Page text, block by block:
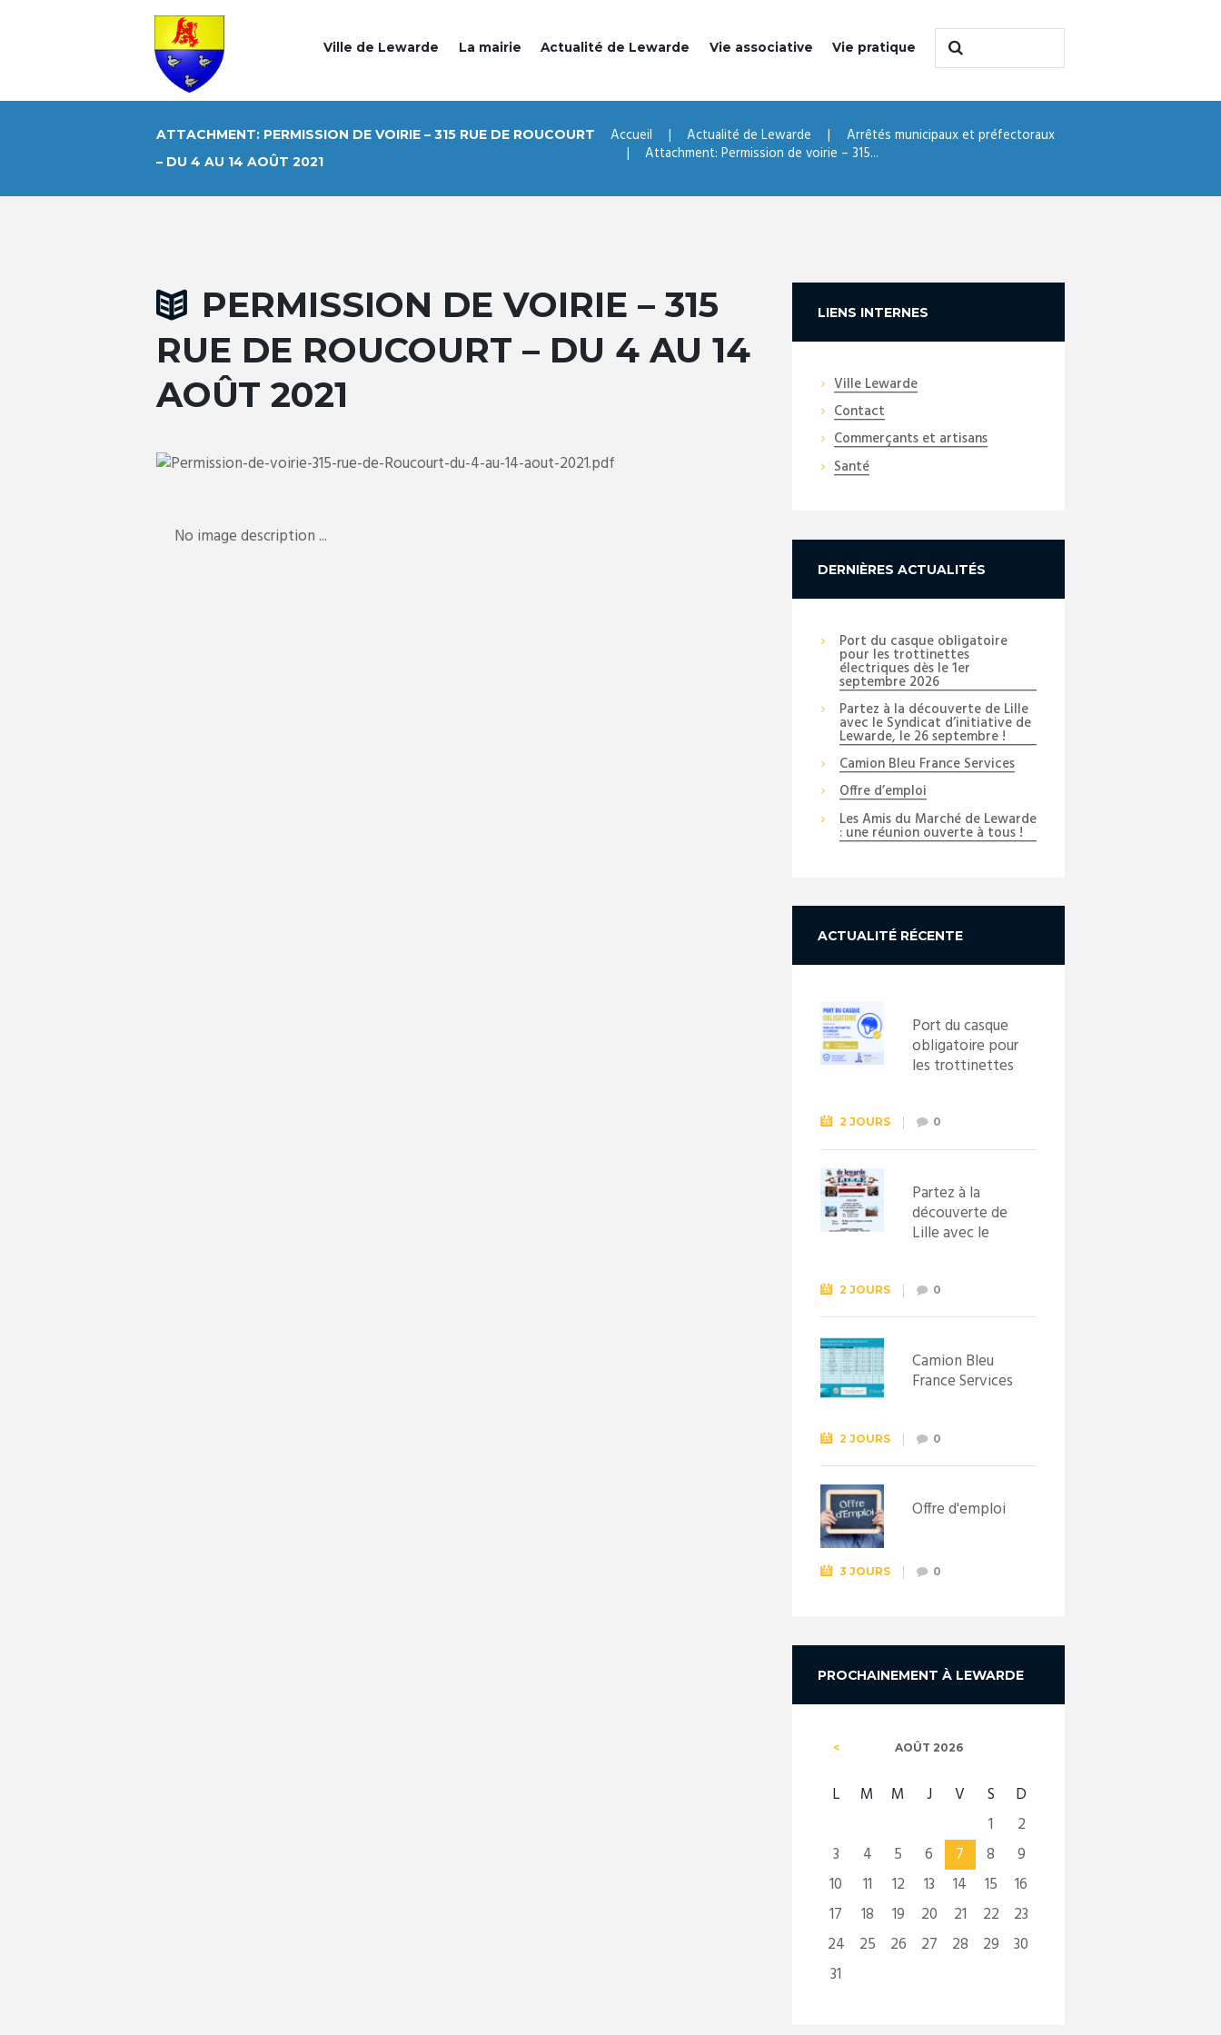
Ville de Lewarde La mairie Actualité de Lewarde Vie associative Vie pratique
ATTACHMENT: PERMISSION DE VOIRIE – 315 RUE DE ROUCOURT
– DU 4 AU 14 AOÛT 2021
Accueil Actualité de Lewarde
Arrêtés municipaux et préfectoraux
Attachment: Permission de voirie – 315...
PERMISSION DE VOIRIE – 315
RUE DE ROUCOURT – DU 4 AU 14
AOÛT 2021
No image description ...
LIENS INTERNES
Ville Lewarde
Contact
Commerçants et artisans
Santé
DERNIÈRES ACTUALITÉS
Port du casque obligatoire
pour les trottinettes
électriques dès le 1er
septembre 2026
Partez à la découverte de Lille
avec le Syndicat d’initiative de
Lewarde, le 26 septembre !
Camion Bleu France Services
Offre d’emploi
Les Amis du Marché de Lewarde
: une réunion ouverte à tous !
ACTUALITÉ RÉCENTE
Port du casque
obligatoire pour
les trottinettes
septembre
2026
2 JOURS 0
Partez à la
découverte de
Lille avec le
Lewarde, le 26
septembre !
2 JOURS 0
Camion Bleu
France Services
2 JOURS 0
Offre d'emploi
3 JOURS 0
PROCHAINEMENT À LEWARDE
AOÛT 2026
L M M J V S
D
1
2
3
4 5 6 7 8
9
10
11 12 13 14 15
16
17
18 19 20 21 22
23
24
25 26 27 28 29
30
31